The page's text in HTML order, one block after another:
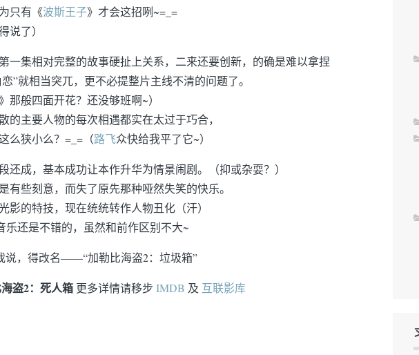
只有《波斯王子》才会这招咧~=_=
说了）
一集相对完整的故事硬扯上关系，二来还要创新，的确是难以拿捏
”就相当突兀，更不必提整片主线不清的问题了。
那般四面开花？还没够班啊~）
的主要人物的每次相遇都实在太过于巧合，
么狭小么？=_=（路飞众快给我平了它~）
还成，基本成功让本作升华为情景闹剧。（抑或杂耍？）
有些刻意，而失了原先那种哑然失笑的快乐。
影的特技，现在统统转作人物丑化（汗）
乐还是不错的，虽然和前作区别不大~
说，得改名——“加勒比海盗2：垃圾箱”
盗2：死人箱 更多详情请移步 IMDB 及 互联影库